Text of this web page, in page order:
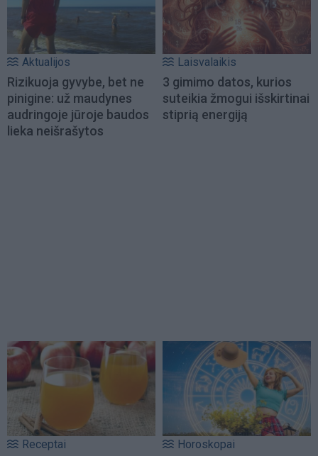
Aktualijos
Rizikuoja gyvybe, bet ne
pinigine: už maudynes
audringoje jūroje baudos
lieka neišrašytos
Laisvalaikis
3 gimimo datos, kurios
suteikia žmogui išskirtinai
stiprią energiją
Receptai Horoskopai